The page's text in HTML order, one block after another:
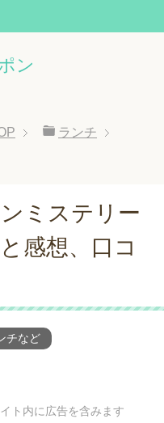
ン
ランチ
ミステリー
感想、口コ
チなど
ト内に広告を含みます